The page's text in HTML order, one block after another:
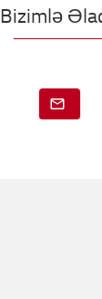
Bizimlə